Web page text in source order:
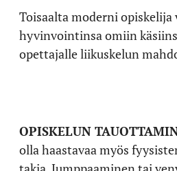
Toisaalta moderni
hyvinvointinsa omiin
opettajalle liikuskelun
OPISKELUN
olla haastavaa myös